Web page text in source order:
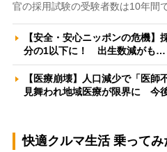
官の採用試験の受験者数は10年間
【安全・安心ニッポンの危機
分の1以下に！ 出生数減がも…
【医療崩壊】人口減少で「医
見舞われ地域医療が限界に 今
快適クルマ生活 乗って